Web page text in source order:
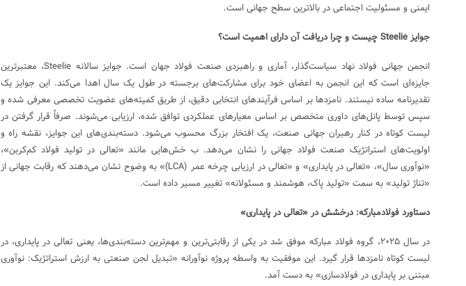
ایمنی و مسئولیت اجتماعی در بالاترین سطح جهانی است.
جوایزSteelieچیست و چرا دریافت آن دارای اهمیت است؟
انجمن جهانی فولاد نهاد سیاست‌گذار، آماری و راهبردی صنعت فولاد جهان است. جوایز سالانه Steelie، معتبرترین
جایزه‌ای است که این انجمن به اعضای خود برای مشارکت‌های برجسته در طول یک سال اهدا می‌کند. این جوایز یک
تقدیرنامه ساده نیستند. نامزدها بر اساس فرآیندهای انتخابی دقیق، از طریق کمیته‌های عضویت تخصصی معرفی شده و
سپس توسط پانل‌های داوری متخصص بر اساس معیارهای عملکردی توافق شده، ارزیابی می‌شوند. صرفاً قرار گرفتن در
لیست کوتاه در کنار رهبران جهانی صنعت، یک افتخار بزرگ محسوب می‌شود. دسته‌بندی‌های این جوایز، نقشه راه و
اولویت‌های استراتژیک صنعت فولاد جهانی را نشان می‌دهد. ب خش‌هایی مانند «تعالی در تولید فولاد کم‌کربن»،
«نوآوری سال»، «تعالی در پایداری» و «تعالی در ارزیابی چرخه عمر (LCA)» به وضوح نشان می‌دهند که رقابت جهانی از
«تناژ تولید» به سمت «تولید پاک، هوشمند و مسئولانه» تغییر مسیر داده است.
دستاورد فولادمبارکه: درخشش در «تعالی در پایداری»
در سال ۲۰۲۵، گروه فولاد مبارکه موفق شد در یکی از رقابتی‌ترین و مهم‌ترین دسته‌بندی‌ها، یعنی تعالی در پایداری، در
لیست کوتاه نامزدها قرار گیرد. این موفقیت به واسطه پروژه نوآورانه «تبدیل لجن صنعتی به ارزش استراتژیک: نوآوری
مبتنی بر پایداری در فولادسازی» به دست آمد.